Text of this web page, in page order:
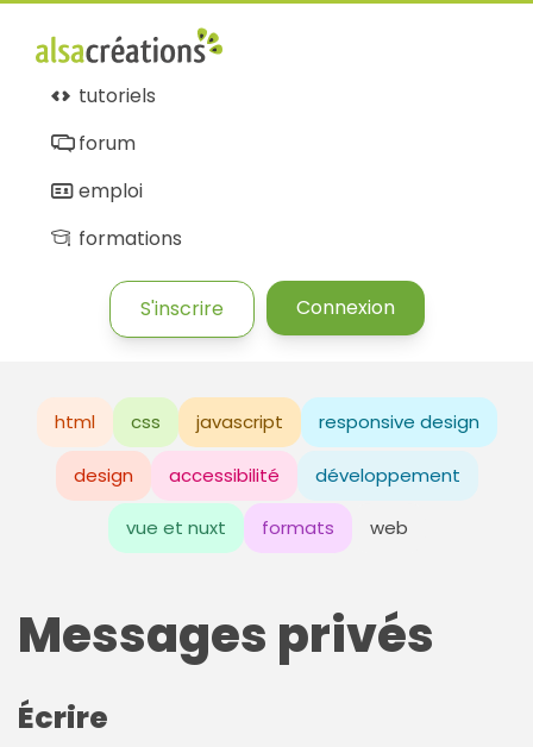
tutoriels
forum
emploi
formations
S'inscrire Connexion
html css javascript responsive design
design accessibilité développement
vue et nuxt formats web
Messages privés
Écrire